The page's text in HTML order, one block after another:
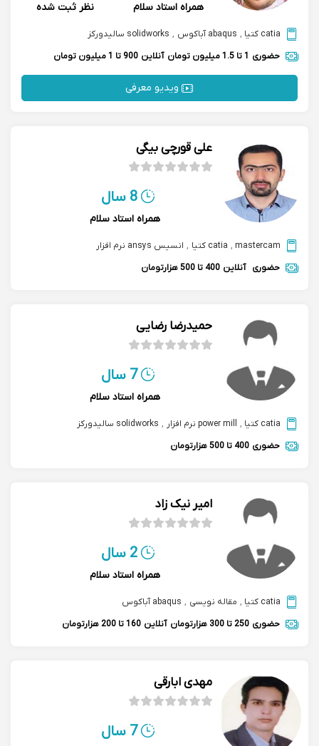
همراه استاد سلام نظر ثبت شده
catia کتیا , abaqus آباکوس , solidworks سالیدورکز
حضوری 1 تا 1.5 میلیون تومان آنلاین 900 تا 1 میلیون تومان
ویدیو معرفی
علی قورچی بیگی
8 سال
همراه استاد سلام
mastercam
, catia کتیا , انسیس ansys نرم افزار
حضوری
آنلاین 400 تا 500 هزارتومان
حمیدرضا رضایی
7 سال
همراه استاد سلام
catia کتیا , power mill نرم افزار , solidworks سالیدورکز
حضوری 400 تا 500 هزارتومان
امیر نیک ‌زاد
2 سال
همراه استاد سلام
catia کتیا , مقاله نویسی , abaqus آباکوس
حضوری 250 تا 300 هزارتومان آنلاین 160 تا 200 هزارتومان
مهدی ابارقی
7 سال